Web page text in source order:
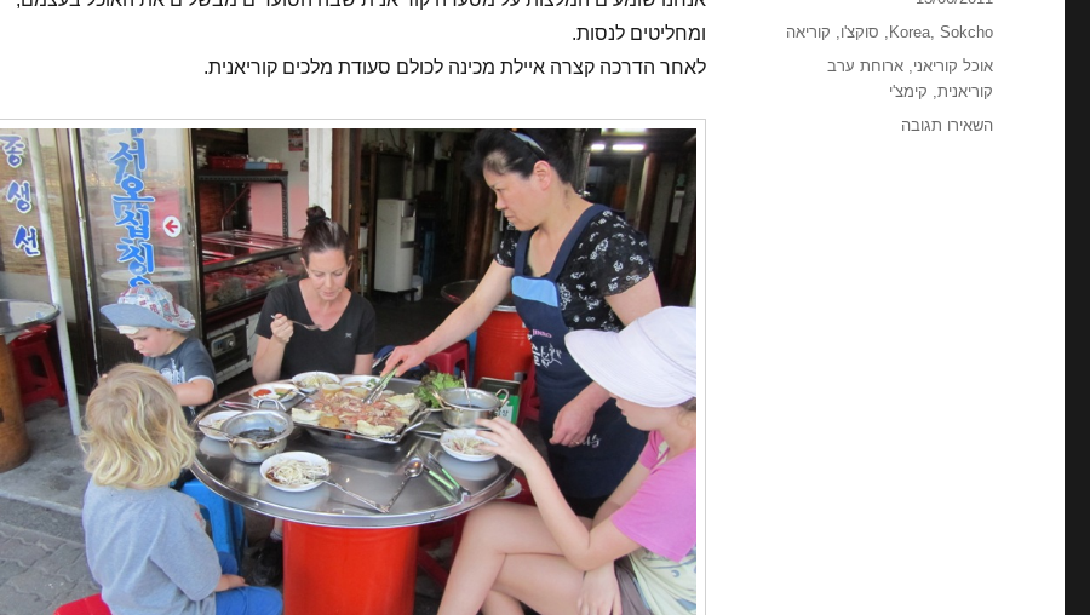
ומחליטים לנסות.
לאחר הדרכה קצרה איילת מכינה לכולם סעודת מלכים קוריאנית.
בתאריך
קטגוריות Korea, Sokcho
, סוקצ'ו, קוריאה
תגיות
אוכל קוריאני,ארוחת ערב
קוריאנית, קימצ'י
השאירו תגובה